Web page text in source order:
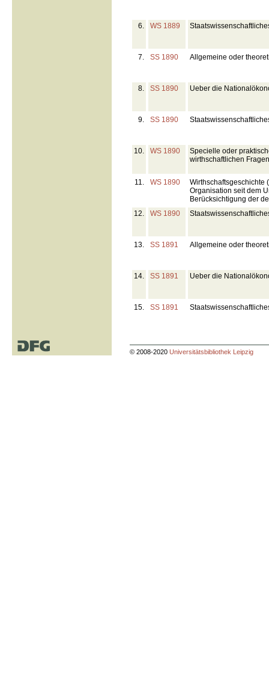
6. WS 1889
7. SS 1890 Allgemeine oder
8. SS 1890 Ueber die
9. SS 1890
10. WS 1890
Specielle oder
wirthschaftlichen
11. WS 1890
Wirthschaftsgeschichte
Organisation seit dem
Berücksichtigung der
12.
WS 1890
13. SS 1891 Allgemeine oder
14. SS 1891 Ueber die
15. SS 1891
© 2008-2020 Universitätsbibliothek Leipzig